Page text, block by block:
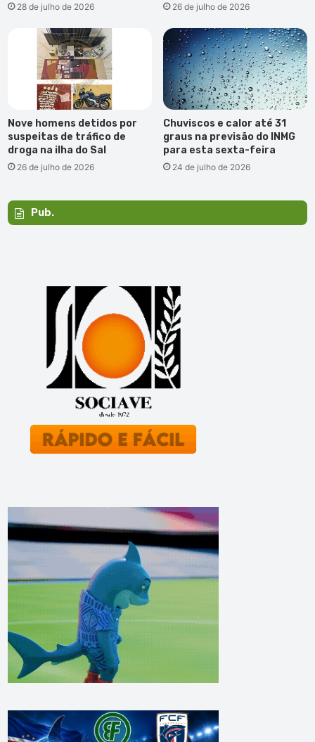
28 de julho de 2026 26 de julho de 2026
Nove homens detidos por
suspeitas de tráfico de
droga na ilha do Sal
26 de julho de 2026
Chuviscos e calor até 31
graus na previsão do INMG
para esta sexta-feira
24 de julho de 2026
Pub.